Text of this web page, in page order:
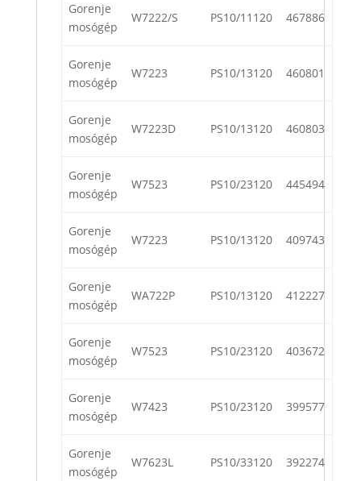
Gorenje
mosógép
W7222/S PS10/11120 467886
Gorenje
mosógép
W7223 PS10/13120 460801
Gorenje
mosógép
W7223D PS10/13120 460803
Gorenje
mosógép
W7523 PS10/23120 445494
Gorenje
mosógép
W7223 PS10/13120 409743
Gorenje
mosógép
WA722P PS10/13120 412227
Gorenje
mosógép
W7523 PS10/23120 403672
Gorenje
mosógép
W7423 PS10/23120 399577
Gorenje
mosógép
W7623L PS10/33120 392274